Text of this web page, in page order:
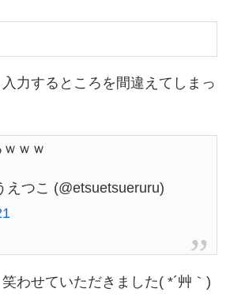
力するところを間違えてしまっ
ｗｗ
つこ (@etsuetsueruru)
わせていただきました( *´艸｀)